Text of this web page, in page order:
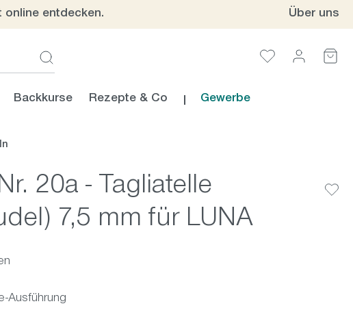
online entdecken. Über uns
Backkurse Rezepte & Co Gewerbe
20a - Tagliatelle
7,5 mm für LUNA
Ausführung